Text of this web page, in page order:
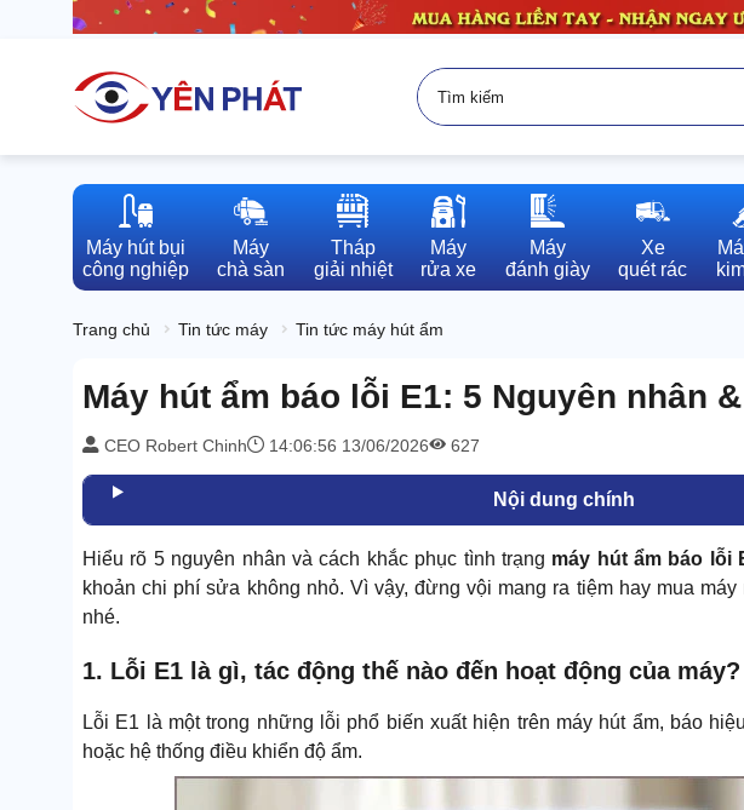
Máy hút bụi
công nghiệp
Máy
chà sàn
Tháp
giải nhiệt
Máy
rửa xe
Máy
đánh giày
Xe
quét rác
Trang chủ Tin tức máy Tin tức máy hút ẩm
Máy hút ẩm báo lỗi E1: 5 Nguyên nhân
CEO Robert Chinh 14:06:56 13/06/2026 627
Nội dung chính
Hiểu rõ 5 nguyên nhân và cách khắc phục tình trạng máy hút ẩm báo lỗi
khoản chi phí sửa không nhỏ. Vì vậy, đừng vội mang ra tiệm hay mua
nhé.
1. Lỗi E1 là gì, tác động thế nào đến hoạt động của máy?
Lỗi E1 là một trong những lỗi phổ biến xuất hiện trên máy hút ẩm, báo
hoặc hệ thống điều khiển độ ẩm.